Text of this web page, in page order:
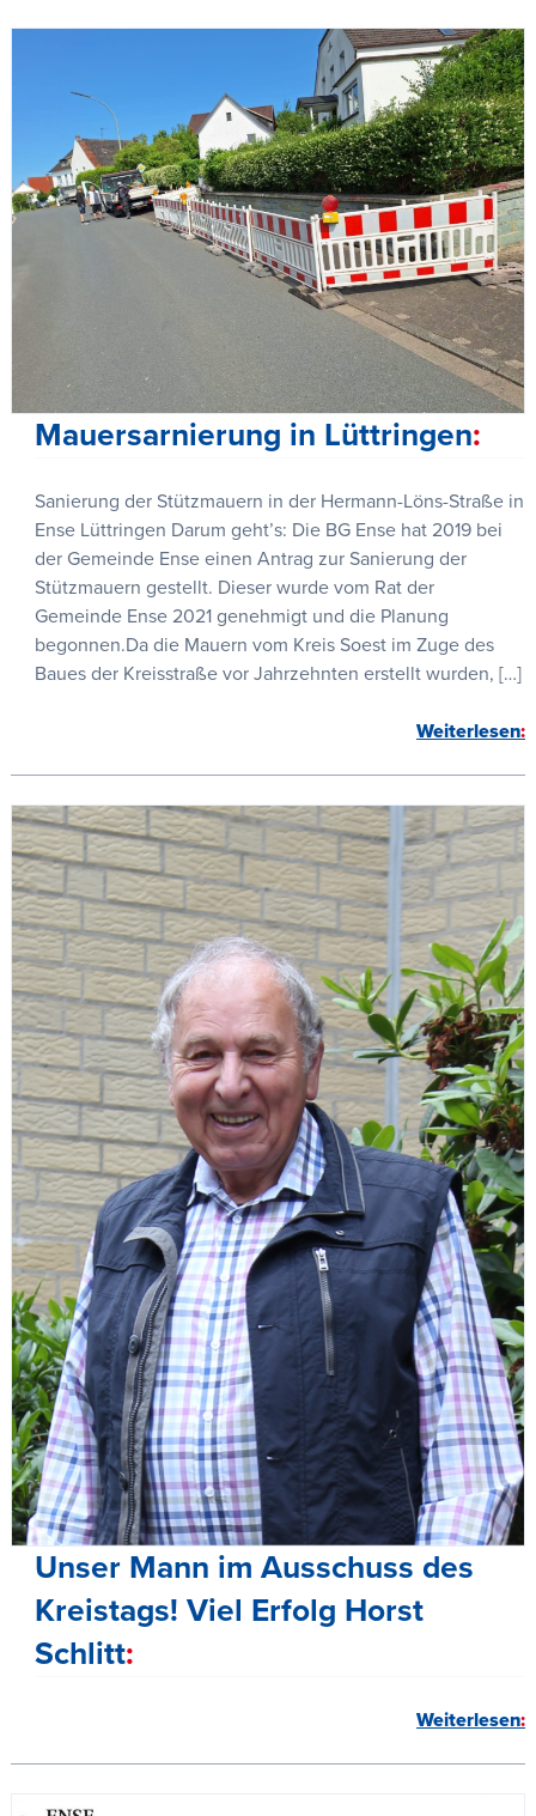
Mauersarnierung in Lüttringen
Sanierung der Stützmauern in der Hermann-Löns-Straße in
Ense Lüttringen Darum geht’s: Die BG Ense hat 2019 bei
der Gemeinde Ense einen Antrag zur Sanierung der
Stützmauern gestellt. Dieser wurde vom Rat der
Gemeinde Ense 2021 genehmigt und die Planung
begonnen.Da die Mauern vom Kreis Soest im Zuge des
Baues der Kreisstraße vor Jahrzehnten erstellt wurden, […]
Weiterlesen
Unser Mann im Ausschuss des
Kreistags! Viel Erfolg Horst
Schlitt
Weiterlesen